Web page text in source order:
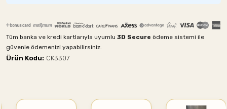
Tüm banka ve kredi kartlarıyla uyumlu 3D Secure ödeme sistemi ile
güvenle ödemenizi yapabilirsiniz.
Ürün Kodu: CK3307